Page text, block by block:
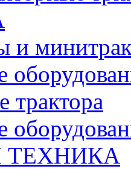
и
трактора
ТЕХНИКА